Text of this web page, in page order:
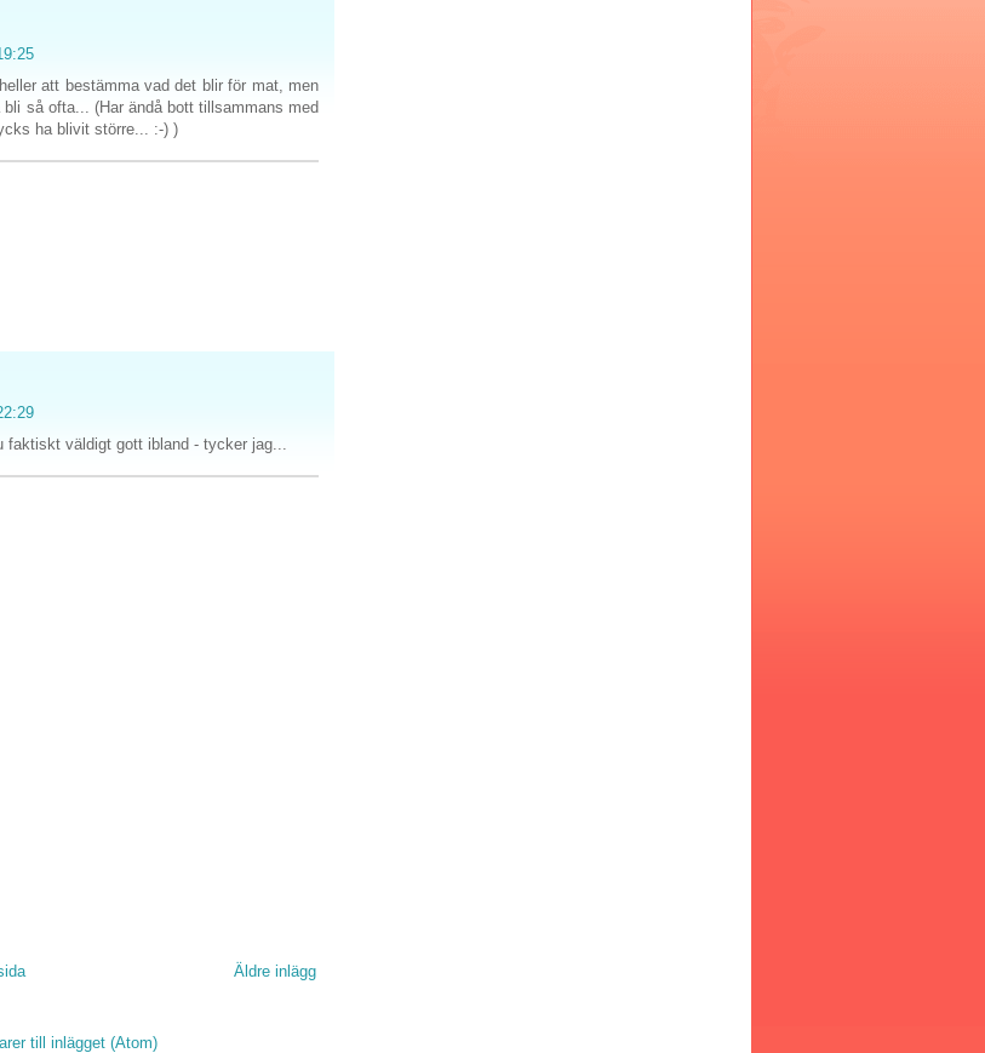
att bestämma vad det blir för mat, men
så ofta... (Har ändå bott tillsammans med
ha blivit större... :-) )
väldigt gott ibland - tycker jag...
Äldre inlägg
till inlägget (Atom)